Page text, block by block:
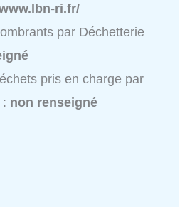
ri.fr/
par Déchetterie
pris en charge par
non renseigné